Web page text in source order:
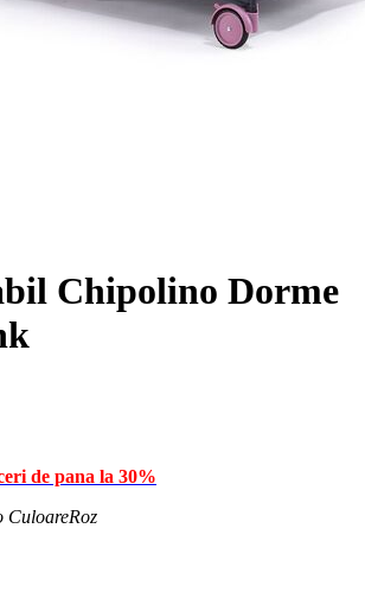
Chipolino Dorme
de pana la 30%
CuloareRoz